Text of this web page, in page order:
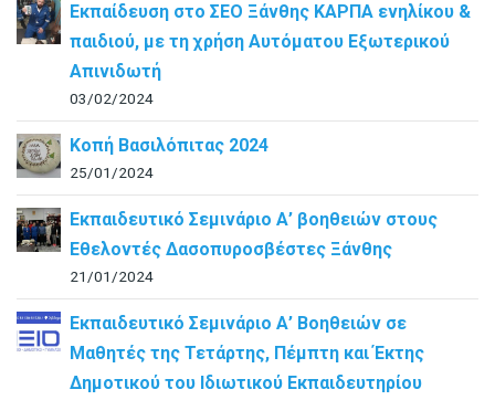
Εκπαίδευση στο ΣΕΟ Ξάνθης ΚΑΡΠΑ ενηλίκου &
παιδιού, με τη χρήση Αυτόματου Εξωτερικού
Απινιδωτή
03/02/2024
Κοπή Βασιλόπιτας 2024
25/01/2024
Εκπαιδευτικό Σεμινάριο Α’ βοηθειών στους
Εθελοντές Δασοπυροσβέστες Ξάνθης
21/01/2024
Εκπαιδευτικό Σεμινάριο Α’ Βοηθειών σε
Μαθητές της Τετάρτης, Πέμπτη και Έκτης
Δημοτικού του Ιδιωτικού Εκπαιδευτηρίου